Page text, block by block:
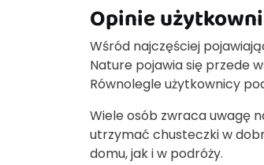
Opinie
Wśród najczęściej
Nature pojawia się przede
Równolegle użytkownicy
Wiele osób zwraca uwagę
utrzymać chusteczki w
domu, jak i w podróży.